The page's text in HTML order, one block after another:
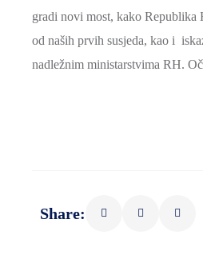
gradi novi most, kako Republika
od naših prvih susjeda, kao i
nadležnim ministarstvima RH.
Share: